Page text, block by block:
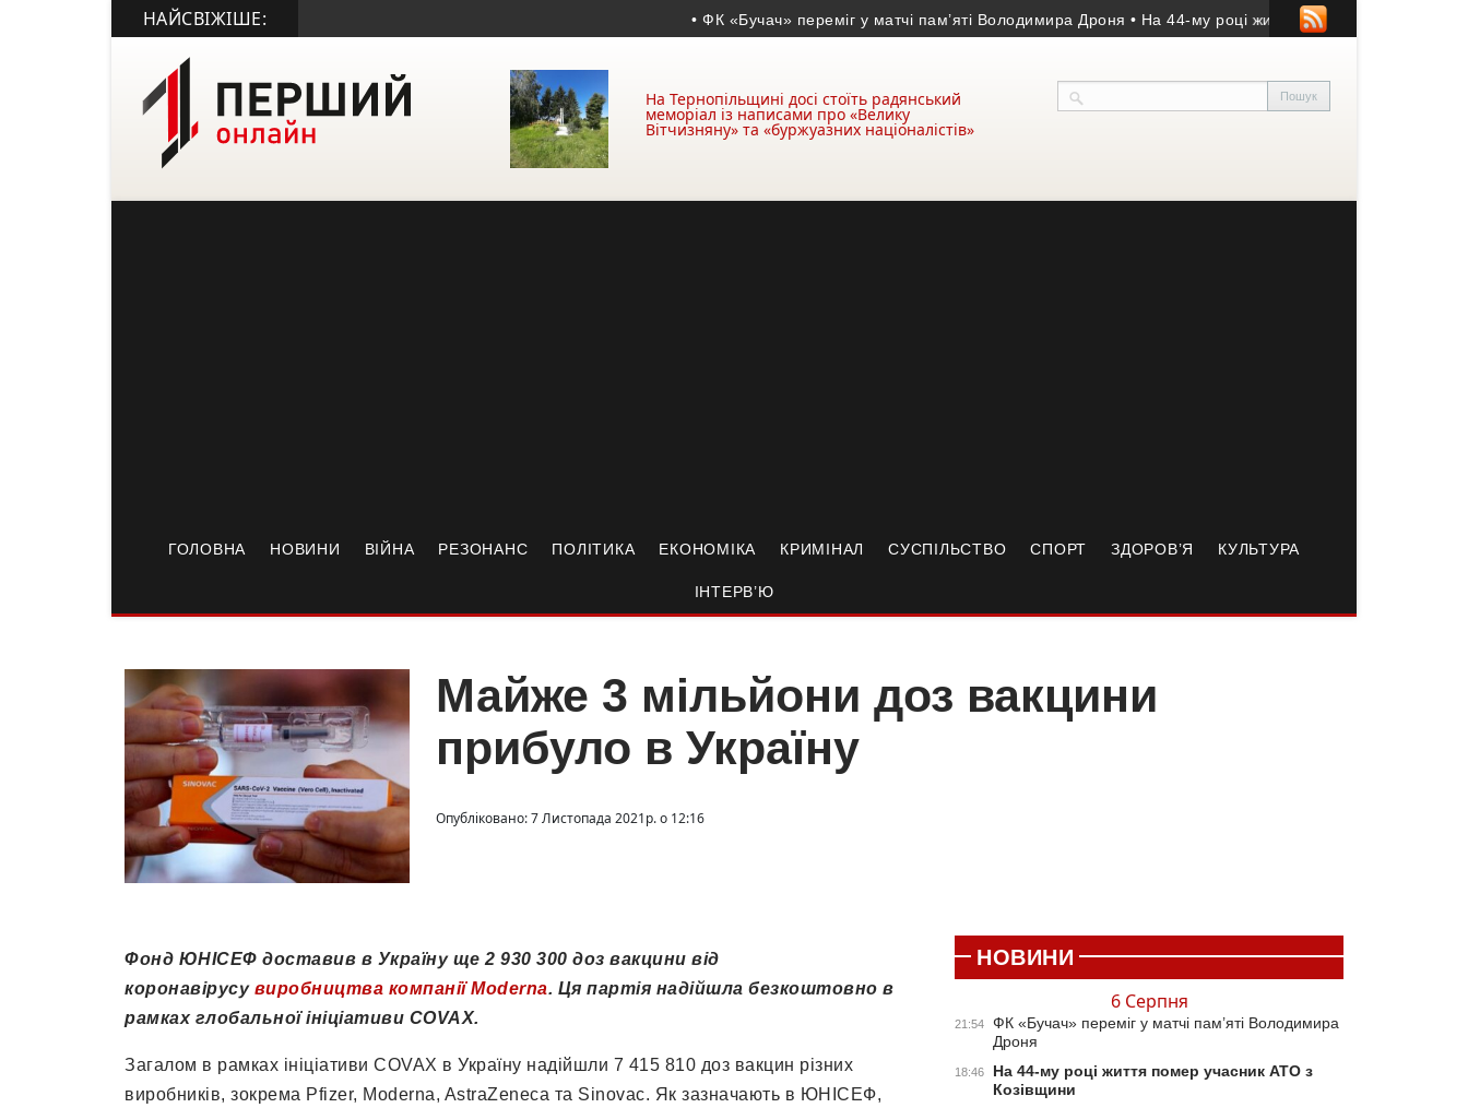
НАЙСВІЖІШЕ: • ФК «Бучач» переміг у матчі пам’яті Володимира Дроня • На 44-му році життя помер учасник АТО з
На Тернопільщині досі стоїть радянський
меморіал із написами про «Велику
Вітчизняну» та «буржуазних націоналістів»
ГОЛОВНА НОВИНИ ВІЙНА РЕЗОНАНС ПОЛІТИКА ЕКОНОМІКА КРИМІНАЛ СУСПІЛЬСТВО СПОРТ ЗДОРОВ’Я КУЛЬТУРА
ІНТЕРВ’Ю
Майже 3 мільйони доз вакцини
прибуло в Україну
Опубліковано: 7 Листопада 2021р. о 12:16
Фонд ЮНІСЕФ доставив в Україну ще 2 930 300 доз вакцини від
коронавірусу виробництва компанії Moderna. Ця партія надійшла безкоштовно в
рамках глобальної ініціативи COVAX.
Загалом в рамках ініціативи COVAX в Україну надійшли 7 415 810 доз вакцин різних
виробників, зокрема Pfizer, Moderna, AstraZeneca та Sinovac. Як зазначають в ЮНІСЕФ,
НОВИНИ
6 Серпня
21:54
ФК «Бучач» переміг у матчі пам’яті Володимира
Дроня
18:46
На 44-му році життя помер учасник АТО з
Козівщини